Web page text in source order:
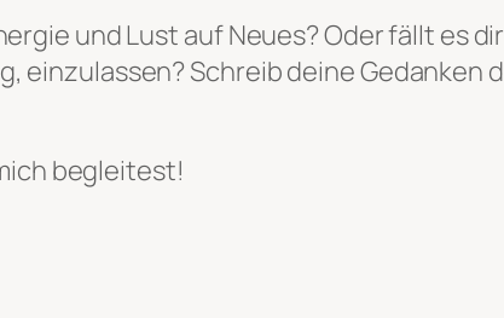
und Lust auf Neues? Oder fällt es
einzulassen? Schreib deine Gedanken
begleitest!